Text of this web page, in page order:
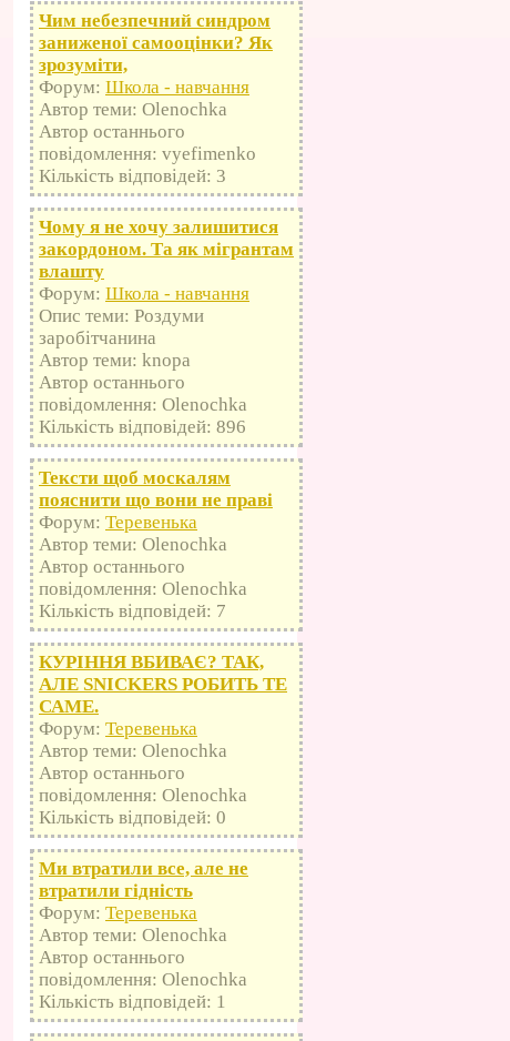
Чим небезпечний синдром
заниженої самооцінки? Як
зрозуміти,
Форум: Школа - навчання
Автор теми: Olenochka
Автор останнього
повідомлення: vyefimenko
Кількість відповідей: 3
Чому я не хочу залишитися
закордоном. Та як мігрантам
влашту
Форум: Школа - навчання
Опис теми: Роздуми
заробітчанина
Автор теми: knopa
Автор останнього
повідомлення: Olenochka
Кількість відповідей: 896
Тексти щоб москалям
пояснити що вони не праві
Форум: Теревенька
Автор теми: Olenochka
Автор останнього
повідомлення: Olenochka
Кількість відповідей: 7
КУРІННЯ ВБИВАЄ? ТАК,
АЛЕ SNICKERS РОБИТЬ ТЕ
САМЕ.
Форум: Теревенька
Автор теми: Olenochka
Автор останнього
повідомлення: Olenochka
Кількість відповідей: 0
Ми втратили все, але не
втратили гідність
Форум: Теревенька
Автор теми: Olenochka
Автор останнього
повідомлення: Olenochka
Кількість відповідей: 1